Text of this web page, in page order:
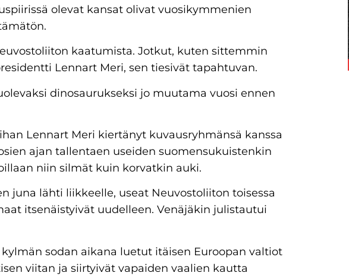
olevat kansat olivat vuosikymmenien
kaatumista. Jotkut, kuten sittemmin
Lennart Meri, sen tiesivät tapahtuvan.
dinosaurukseksi jo muutama vuosi ennen
Lennart Meri kiertänyt kuvausryhmänsä kanssa
ajan tallentaen useiden suomensukuistenkin
niin silmät kuin korvatkin auki.
juna lähti liikkeelle, useat Neuvostoliiton toisessa
itsenäistyivät uudelleen. Venäjäkin julistautui
sodan aikana luetut itäisen Euroopan valtiot
viitan ja siirtyivät vapaiden vaalien kautta